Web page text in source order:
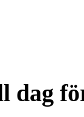
dag